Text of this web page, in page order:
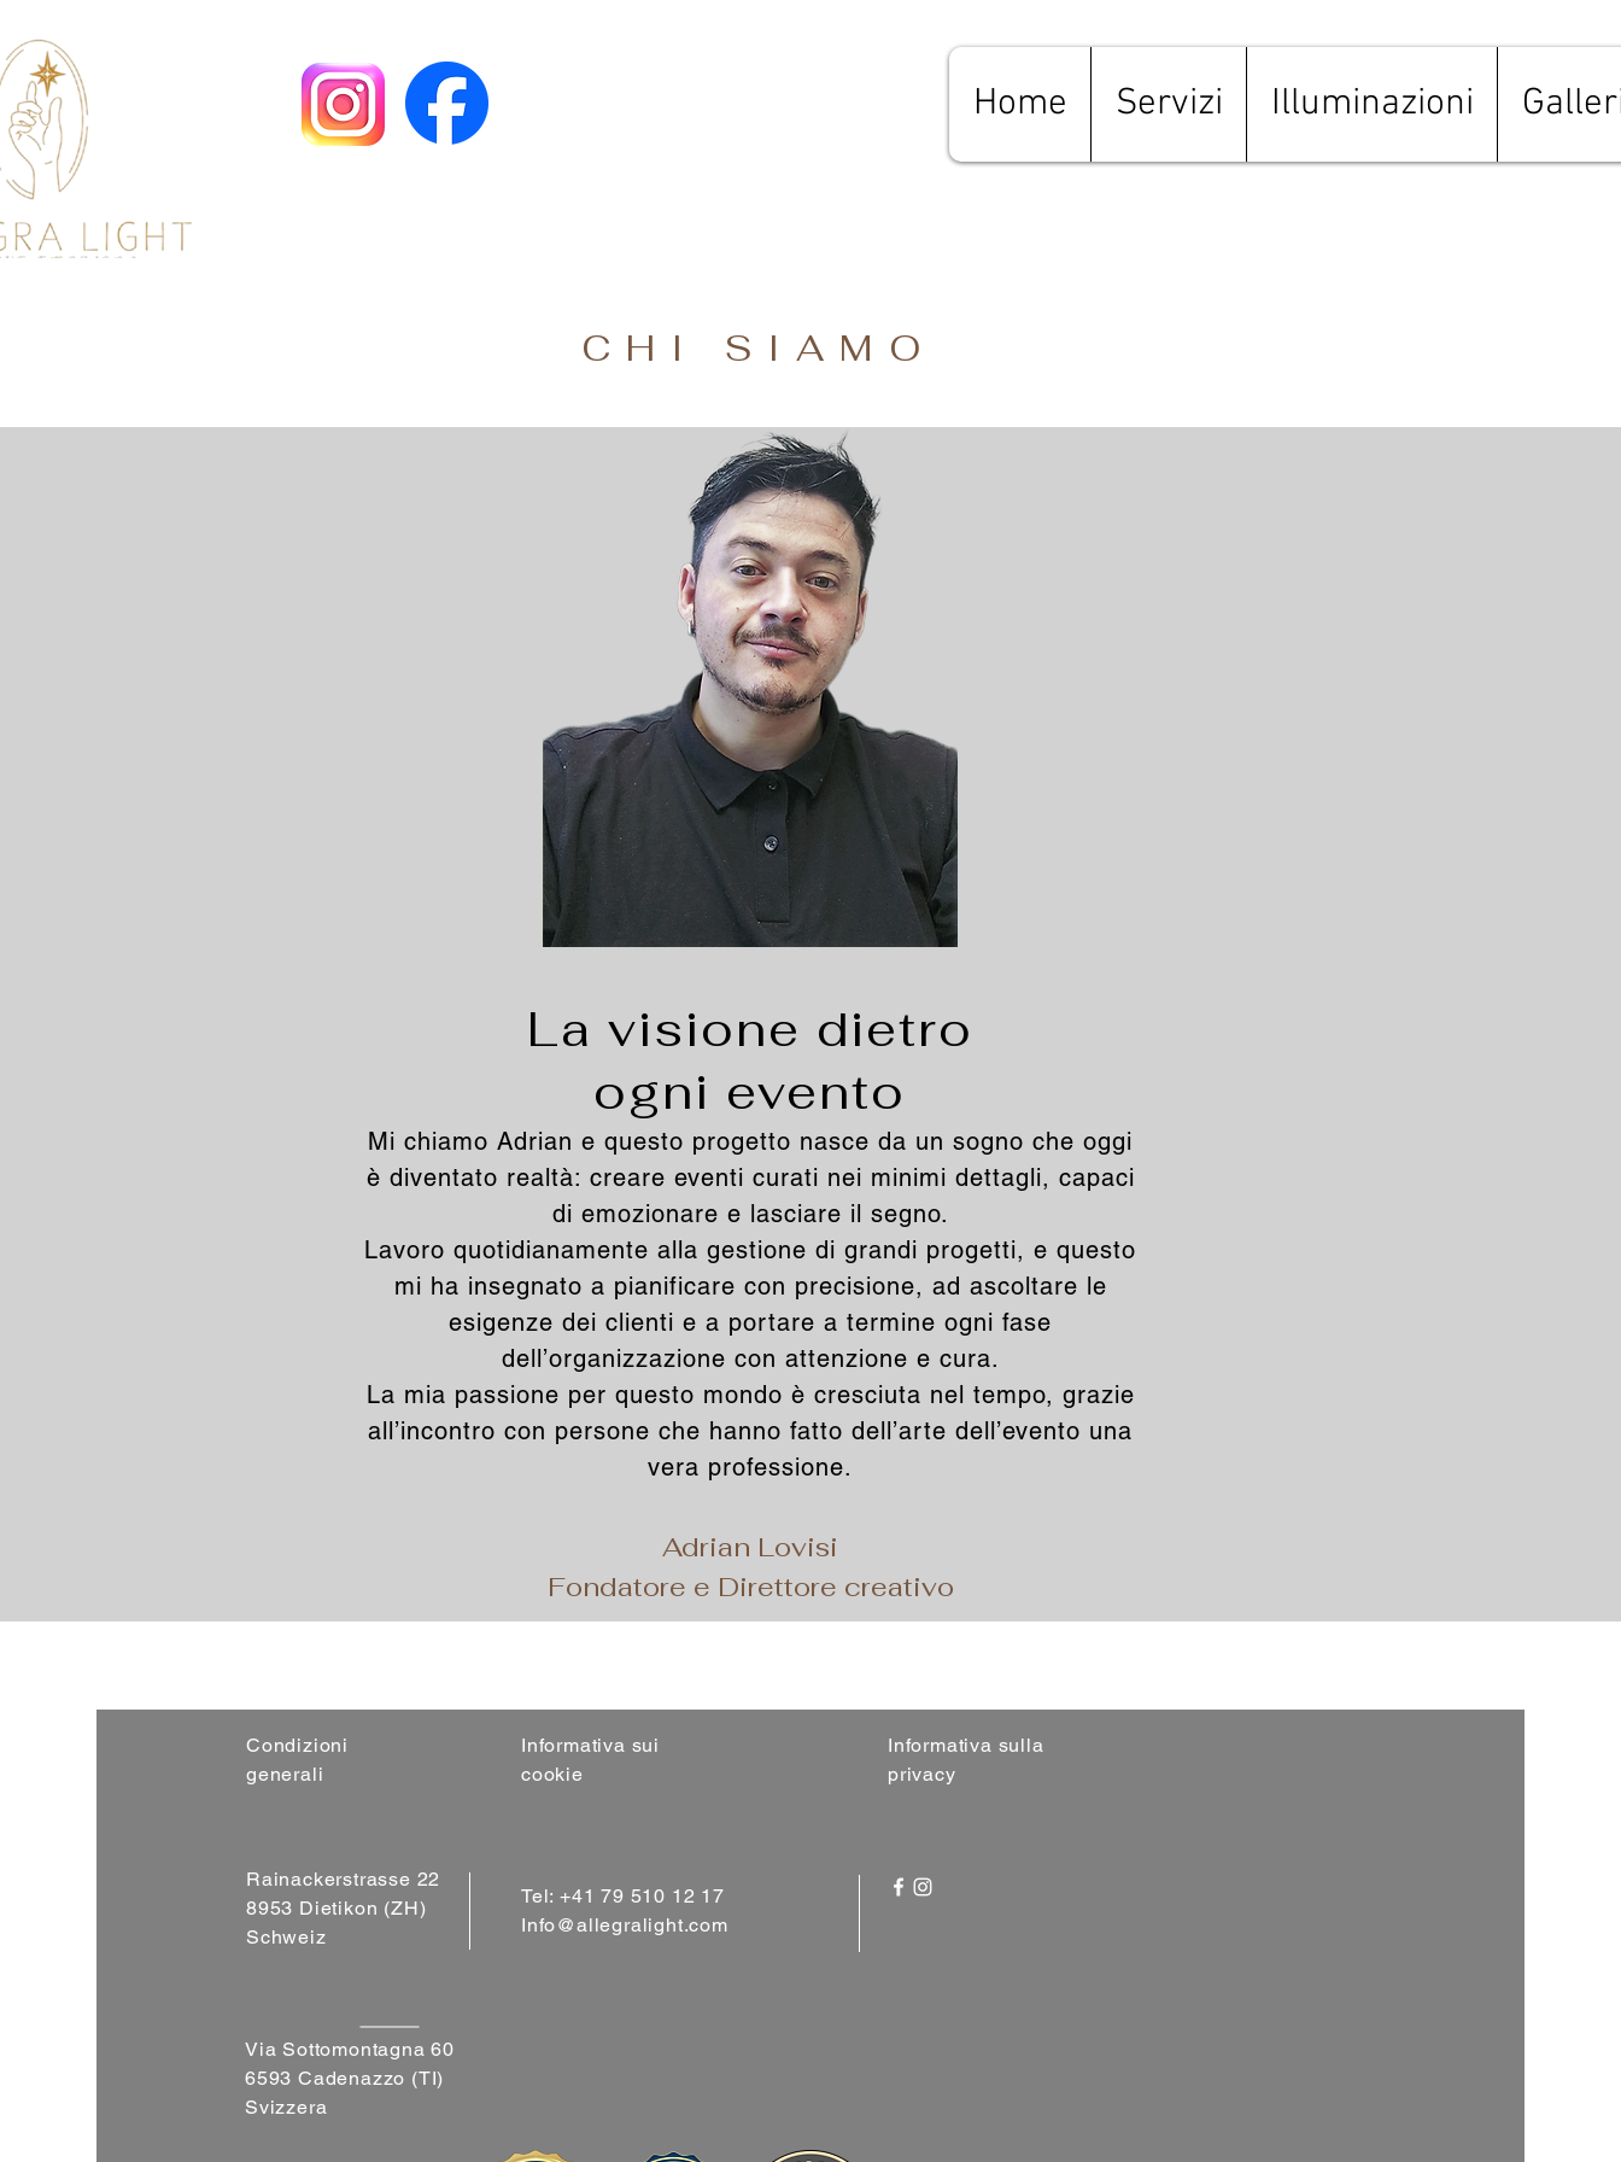
Home Servizi Illuminazioni
CHI SIAMO
La visione dietro
ogni evento
Mi chiamo Adrian e questo progetto nasce da un sogno che oggi
è diventato realtà: creare eventi curati nei minimi dettagli, capaci
di emozionare e lasciare il segno.
Lavoro quotidianamente alla gestione di grandi progetti, e questo
mi ha insegnato a pianificare con precisione, ad ascoltare le
esigenze dei clienti e a portare a termine ogni fase
dell’organizzazione con attenzione e cura.
La mia passione per questo mondo è cresciuta nel tempo, grazie
all’incontro con persone che hanno fatto dell’arte dell’evento una
vera professione.
Adrian Lovisi
Fondatore e Direttore creativo
Condizioni
generali
Informativa sui
cookie
Informativa sulla
privacy
Rainackerstrasse 22
8953 Dietikon (ZH)
Schweiz
Tel: +41 79 510 12 17
Info@allegralight.com
Via Sottomontagna 60
6593 Cadenazzo (TI)
Svizzera